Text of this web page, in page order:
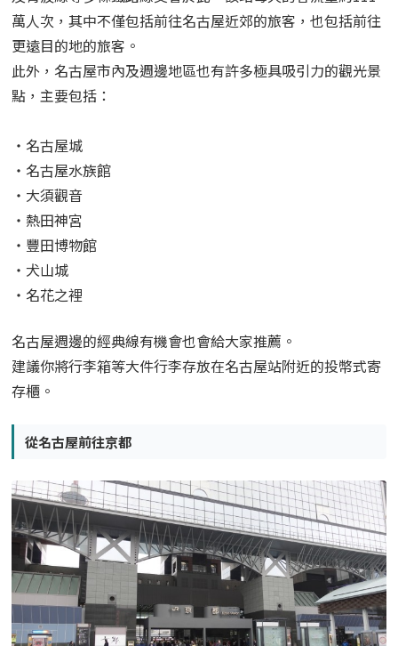
萬人次，其中不僅包括前往名古屋近郊的旅客，也包括前往
更遠目的地的旅客。
此外，名古屋市內及週邊地區也有許多極具吸引力的觀光景
點，主要包括：
・名古屋城
・名古屋水族館
・大須觀音
・熱田神宮
・豐田博物館
・犬山城
・名花之裡
名古屋週邊的經典線有機會也會給大家推薦。
建議你將行李箱等大件行李存放在名古屋站附近的投幣式寄
存櫃。
從名古屋前往京都